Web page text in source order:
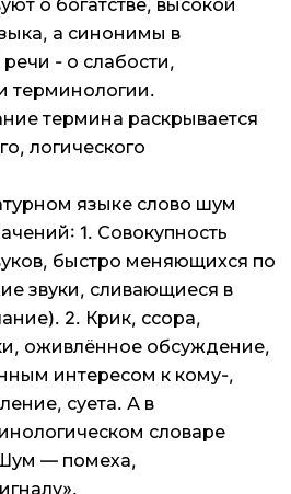
а синонимы в
- о слабости,
терминологии.
термина раскрывается
логического
языке слово шум
1. Совокупность
быстро меняющихся по
звуки, сливающиеся в
2. Крик, ссора,
оживлённое обсуждение,
интересом к кому-,
суета. А в
словаре
— помеха,